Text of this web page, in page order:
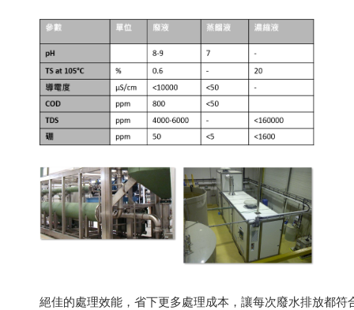
絕佳的處理效能，省下更多處理成本，讓每次廢水排放都符